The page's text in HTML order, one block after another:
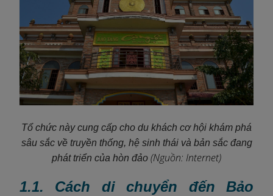
Tổ chức này cung cấp cho du khách cơ hội khám phá
sâu sắc về truyền thống, hệ sinh thái và bản sắc đang
phát triển của hòn đảo (Nguồn: Internet)
1.1. Cách di chuyển đến Bảo